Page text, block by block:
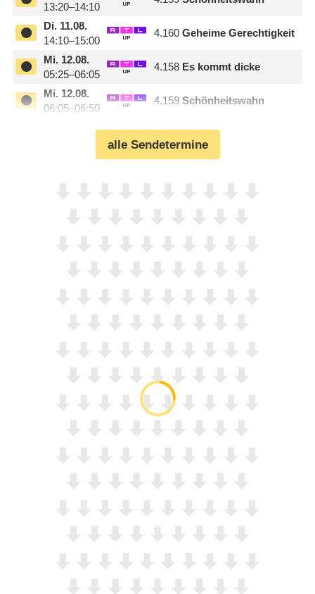
13:20–14:10
Di.11.08.
14:10–15:00
4.160 Geheime Gerechtigkeit
Mi.12.08.
05:25–06:05
4.158 Es kommt dicke
Mi. 12.08.
06:05–06:50
4.159 Schönheitswahn
alle Sendetermine